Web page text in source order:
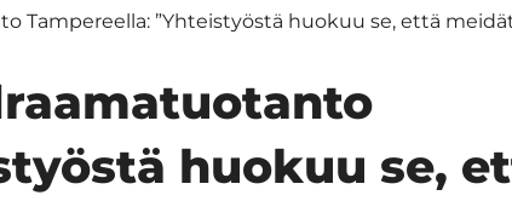
Tampereella: ”Yhteistyöstä huokuu se, että
huokuu se,